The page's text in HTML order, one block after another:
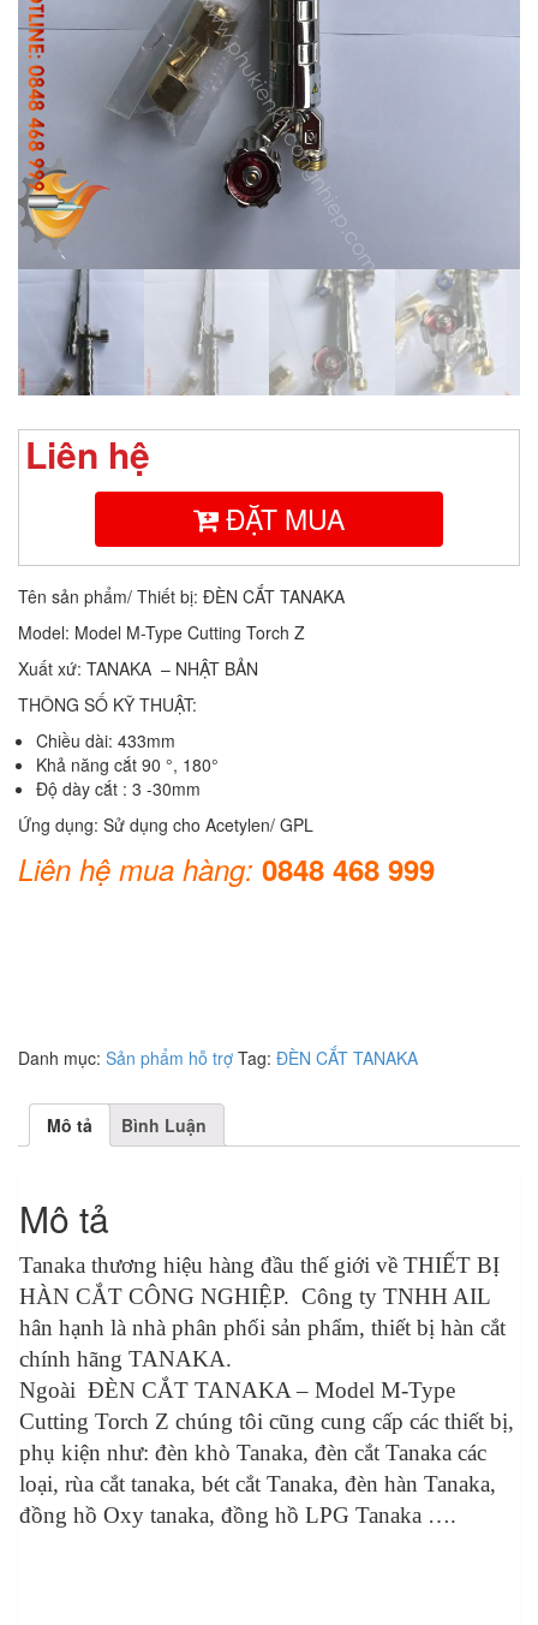
Liên hệ
ĐẶT MUA
Tên sản phẩm/ Thiết bị: ĐÈN CẮT TANAKA
Model: Model M-Type Cutting Torch Z
Xuất xứ: TANAKA – NHẬT BẢN
THÔNG SỐ KỸ THUẬT:
Chiều dài: 433mm
Khả năng cắt 90 °, 180°
Độ dày cắt : 3 -30mm
Ứng dụng: Sử dụng cho Acetylen/ GPL
Liên hệ mua hàng: 0848 468 999
Danh mục: Sản phẩm hỗ trợ Tag: ĐÈN CẮT TANAKA
Mô tả Bình Luận
Mô tả
Tanaka thương hiệu hàng đầu thế giới về THIẾT BỊ
HÀN CẮT CÔNG NGHIỆP. Công ty TNHH AIL
hân hạnh là nhà phân phối sản phẩm, thiết bị hàn cắt
chính hãng TANAKA.
Ngoài ĐÈN CẮT TANAKA – Model M-Type
Cutting Torch Z chúng tôi cũng cung cấp các thiết bị,
phụ kiện như: đèn khò Tanaka, đèn cắt Tanaka các
loại, rùa cắt tanaka, bét cắt Tanaka, đèn hàn Tanaka,
đồng hồ Oxy tanaka, đồng hồ LPG Tanaka ….